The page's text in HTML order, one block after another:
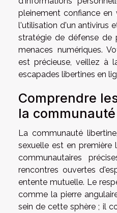
pleinement confiance en
l'utilisation d'un antivirus
stratégie de défense de
menaces numériques.
est précieuse, veillez à
escapades libertines en
Comprendre
la
La communauté
sexuelle est en première
communautaires
rencontres ouvertes
entente mutuelle. Le
comme la pierre
sein de cette sphère ; il